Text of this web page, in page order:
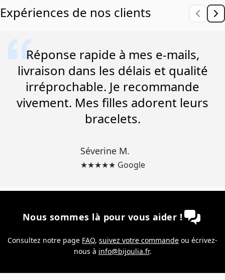
Expériences de nos clients
Réponse rapide à mes e-mails,
livraison dans les délais et qualité
irréprochable. Je recommande
vivement. Mes filles adorent leurs
bracelets.
Séverine M.
★★★★★ Google
Nous sommes là pour vous aider !
Consultez notre page FAQ, suivez votre commande ou écrivez-
nous à info@bijoulia.fr.